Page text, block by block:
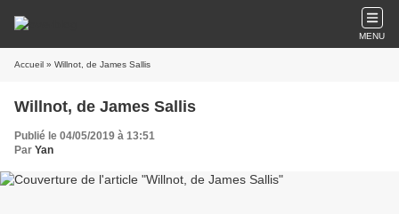
MENU
Accueil » Willnot, de James Sallis
Willnot, de James Sallis
Publié le 04/05/2019 à 13:51
Par Yan